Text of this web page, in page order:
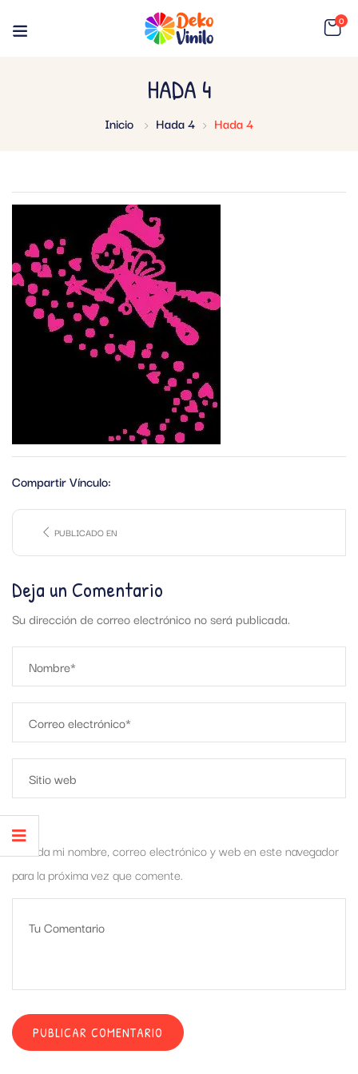
0
HADA 4
Inicio Hada 4 Hada 4
Compartir Vínculo:
PUBLICADO EN
Deja un Comentario
Su dirección de correo electrónico no será publicada.
Guarda mi nombre, correo electrónico y web en este navegador
para la próxima vez que comente.